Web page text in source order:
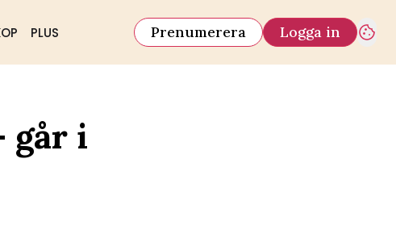
PLUS Prenumerera Logga in
går i